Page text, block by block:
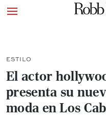
ESTILO
El actor
presenta su
moda en Los